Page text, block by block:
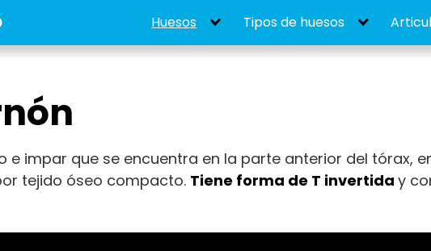
Huesos Tipos de huesos
e impar que se encuentra en la parte anterior del tórax,
tejido óseo compacto. Tiene forma de T invertida y